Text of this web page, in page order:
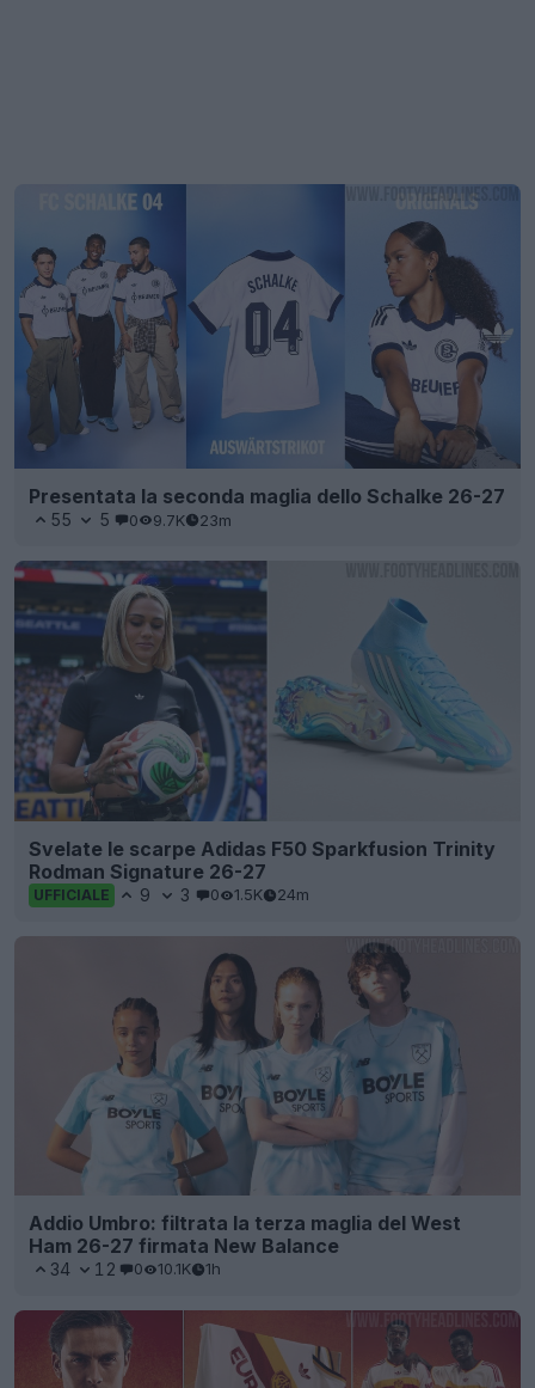
Presentata la seconda maglia dello Schalke 26-27
55 5 0 9.7K 23m
Svelate le scarpe Adidas F50 Sparkfusion Trinity
Rodman Signature 26-27
UFFICIALE 9 3 0 1.5K 24m
Addio Umbro: filtrata la terza maglia del West
Ham 26-27 firmata New Balance
34 12 0 10.1K 1h